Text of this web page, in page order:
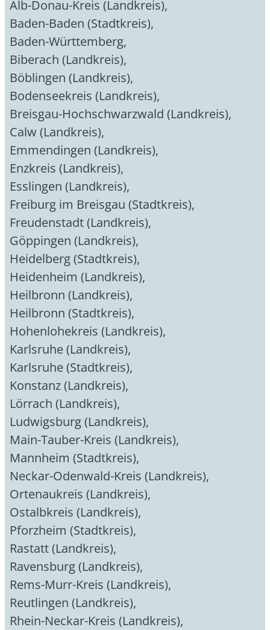
Alb-Donau-Kreis (Landkreis),
Baden-Baden (Stadtkreis),
Baden-Württemberg,
Biberach (Landkreis),
Böblingen (Landkreis),
Bodenseekreis (Landkreis),
Breisgau-Hochschwarzwald (Landkreis),
Calw (Landkreis),
Emmendingen (Landkreis),
Enzkreis (Landkreis),
Esslingen (Landkreis),
Freiburg im Breisgau (Stadtkreis),
Freudenstadt (Landkreis),
Göppingen (Landkreis),
Heidelberg (Stadtkreis),
Heidenheim (Landkreis),
Heilbronn (Landkreis),
Heilbronn (Stadtkreis),
Hohenlohekreis (Landkreis),
Karlsruhe (Landkreis),
Karlsruhe (Stadtkreis),
Konstanz (Landkreis),
Lörrach (Landkreis),
Ludwigsburg (Landkreis),
Main-Tauber-Kreis (Landkreis),
Mannheim (Stadtkreis),
Neckar-Odenwald-Kreis (Landkreis),
Ortenaukreis (Landkreis),
Ostalbkreis (Landkreis),
Pforzheim (Stadtkreis),
Rastatt (Landkreis),
Ravensburg (Landkreis),
Rems-Murr-Kreis (Landkreis),
Reutlingen (Landkreis),
Rhein-Neckar-Kreis (Landkreis),